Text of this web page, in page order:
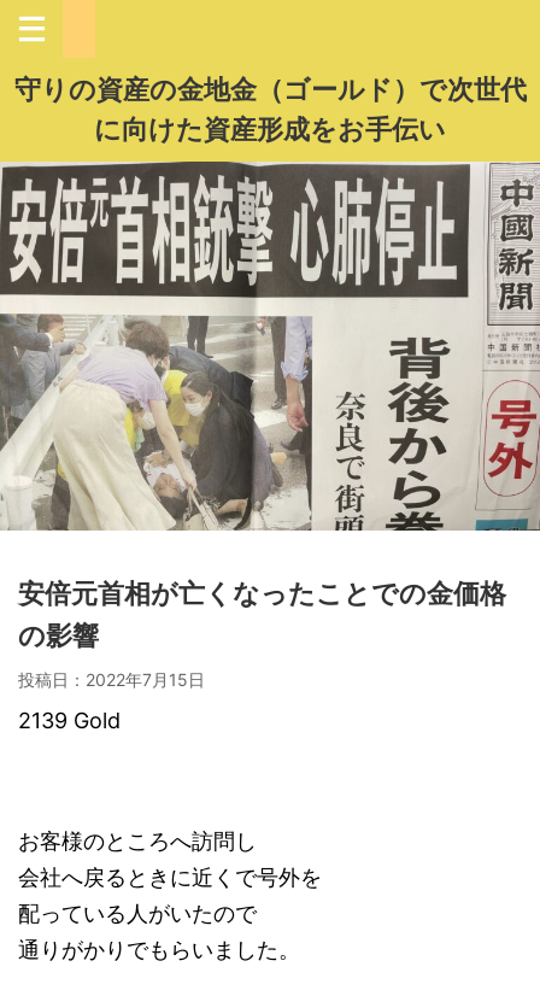
守りの資産の金地金（ゴールド）で次世代
に向けた資産形成をお手伝い
安倍元首相が亡くなったことでの金価格
の影響
投稿日： 2022年7月15日
2139 Gold
お客様のところへ訪問し
会社へ戻るときに近くで号外を
配っている人がいたので
通りがかりでもらいました。